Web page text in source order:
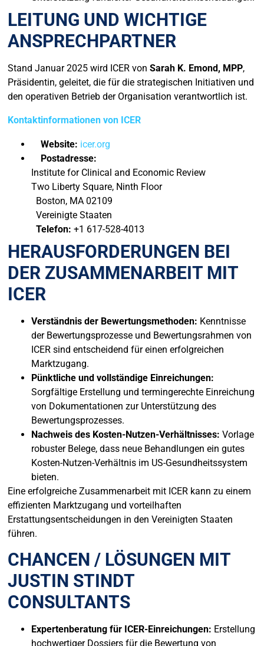
LEITUNG UND WICHTIGE
ANSPRECHPARTNER
Stand Januar 2025 wird ICER von Sarah K. Emond, MPP,
Präsidentin, geleitet, die für die strategischen Initiativen und
den operativen Betrieb der Organisation verantwortlich ist.
Kontaktinformationen von ICER
Website: icer.org
Postadresse:
Institute for Clinical and Economic Review
Two Liberty Square, Ninth Floor
Boston, MA 02109
Vereinigte Staaten
Telefon: +1 617-528-4013
HERAUSFORDERUNGEN BEI
DER ZUSAMMENARBEIT MIT
ICER
Verständnis der Bewertungsmethoden: Kenntnisse
der Bewertungsprozesse und Bewertungsrahmen von
ICER sind entscheidend für einen erfolgreichen
Marktzugang.
Pünktliche und vollständige Einreichungen:
Sorgfältige Erstellung und termingerechte Einreichung
von Dokumentationen zur Unterstützung des
Bewertungsprozesses.
Nachweis des Kosten-Nutzen-Verhältnisses: Vorlage
robuster Belege, dass neue Behandlungen ein gutes
Kosten-Nutzen-Verhältnis im US-Gesundheitssystem
bieten.
Eine erfolgreiche Zusammenarbeit mit ICER kann zu einem
effizienten Marktzugang und vorteilhaften
Erstattungsentscheidungen in den Vereinigten Staaten
führen.
CHANCEN / LÖSUNGEN MIT
JUSTIN STINDT
CONSULTANTS
Expertenberatung für ICER-Einreichungen: Erstellung
hochwertiger Dossiers für die Bewertung von